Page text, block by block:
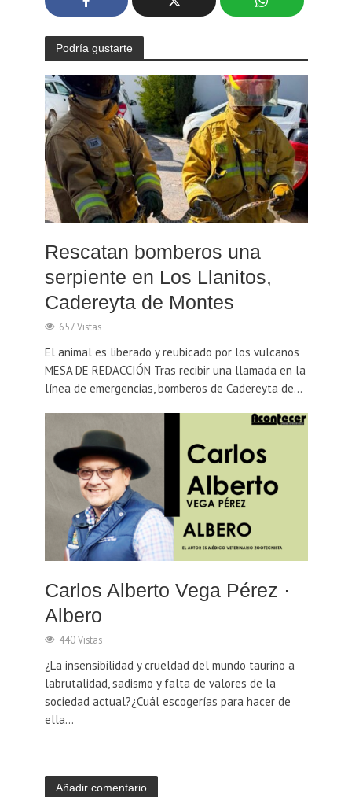
Podría gustarte
Rescatan bomberos una
serpiente en Los Llanitos,
Cadereyta de Montes
657 Vistas
El animal es liberado y reubicado por los vulcanos
MESA DE REDACCIÓN Tras recibir una llamada en la
línea de emergencias, bomberos de Cadereyta de...
Carlos Alberto Vega Pérez ·
Albero
440 Vistas
¿La insensibilidad y crueldad del mundo taurino a
labrutalidad, sadismo y falta de valores de la
sociedad actual?¿Cuál escogerías para hacer de
ella...
Añadir comentario